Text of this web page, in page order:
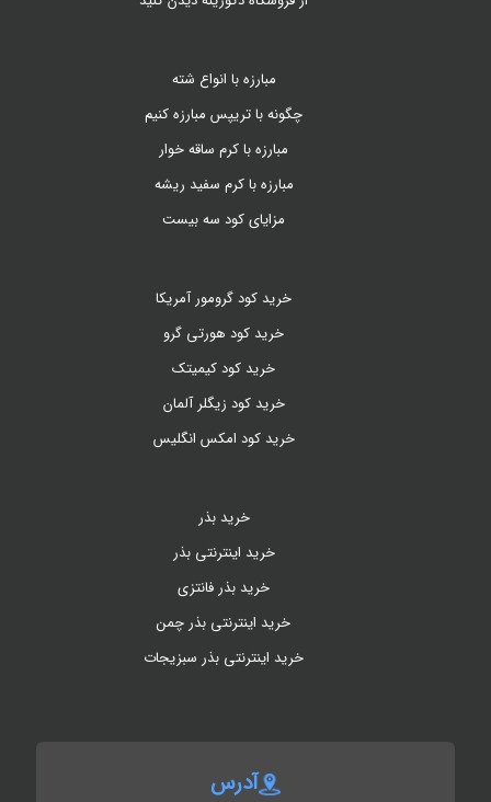
مبارزه با انواع شته
چگونه با تریپس مبارزه کنیم
مبارزه با کرم ساقه خوار
مبارزه با کرم سفید ریشه
مزایای کود سه بیست
خرید کود گرومور آمریکا
خرید کود هورتی گرو
خرید کود کیمیتک
خرید کود زیگلر آلمان
خرید کود امکس انگلیس
خرید بذر
خرید اینترنتی بذر
خرید بذر فانتزی
خرید اینترنتی بذر چمن
خرید اینترنتی بذر سبزیجات
آدرس